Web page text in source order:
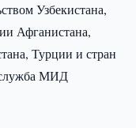
Узбекистана,
Афганистана,
Турции и стран
служба МИД